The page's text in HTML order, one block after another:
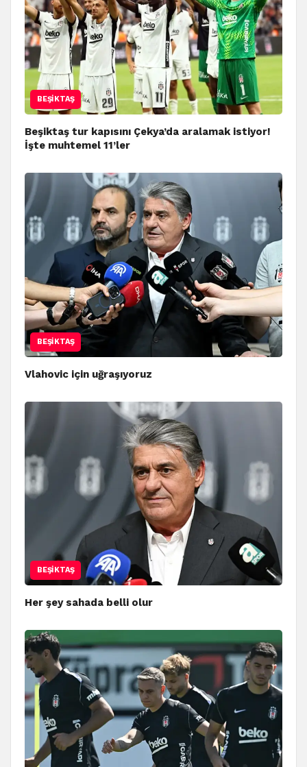
BEŞIKTAŞ
Beşiktaş tur kapısını Çekya’da aralamak istiyor!
İşte muhtemel 11’ler
BEŞIKTAŞ
Vlahovic için uğraşıyoruz
BEŞIKTAŞ
Her şey sahada belli olur